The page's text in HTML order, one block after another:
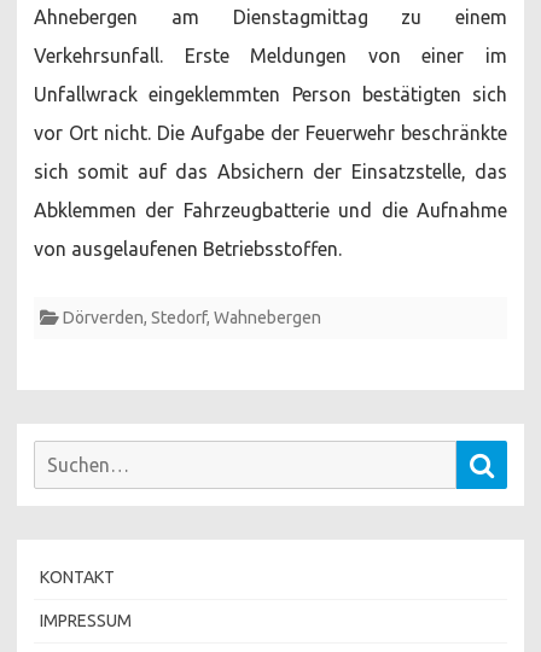
Ahnebergen am Dienstagmittag zu einem
Verkehrsunfall. Erste Meldungen von einer im
Unfallwrack eingeklemmten Person bestätigten sich
vor Ort nicht. Die Aufgabe der Feuerwehr beschränkte
sich somit auf das Absichern der Einsatzstelle, das
Abklemmen der Fahrzeugbatterie und die Aufnahme
von ausgelaufenen Betriebsstoffen.
Dörverden, Stedorf, Wahnebergen
Suchen
KONTAKT
IMPRESSUM